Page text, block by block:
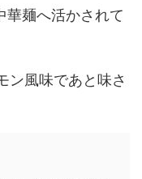
華麺へ活かされて
ン風味であと味さ